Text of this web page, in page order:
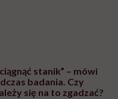
stanik” – mówi
badania. Czy
się na to zgadzać?